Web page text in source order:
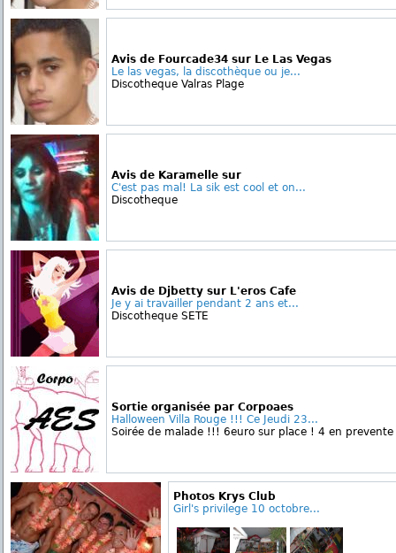
Avis de Fourcade34 sur Le Las Vegas
Le las vegas, la discothèque ou je...
Discotheque Valras Plage
Avis de Karamelle sur
C'est pas mal! La sik est cool et on...
Discotheque
Avis de Djbetty sur L'eros Cafe
Je y ai travailler pendant 2 ans et...
Discotheque SETE
Sortie organisée par Corpoaes
Halloween Villa Rouge !!! Ce Jeudi 23...
Soirée de malade !!! 6euro sur place ! 4 en
Photos Krys Club
Girl's privilege 10 octobre...